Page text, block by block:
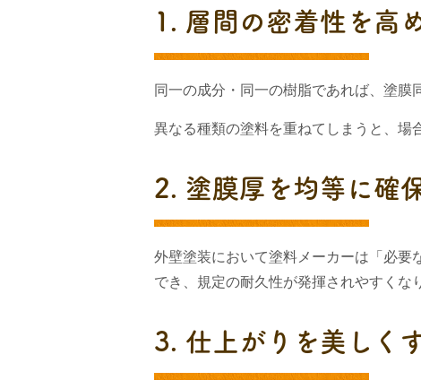
1. 層間の密着性を高
同一の成分・同一の樹脂であれば、塗膜
異なる種類の塗料を重ねてしまうと、場
2. 塗膜厚を均等に確
外壁塗装において塗料メーカーは「必要
でき、規定の耐久性が発揮されやすくな
3. 仕上がりを美しく